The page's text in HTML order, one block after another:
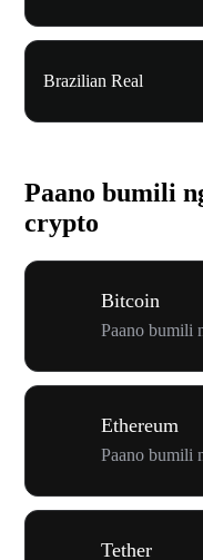
Brazilian Real
Paano bumili
crypto
Bitcoin
Paano bumili
Ethereum
Paano bumili
Tether